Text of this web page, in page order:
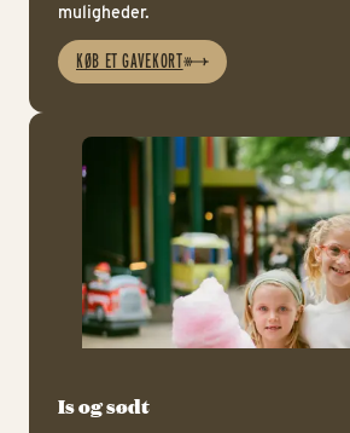
muligheder.
KØB ET GAVEKORT
Is og sødt